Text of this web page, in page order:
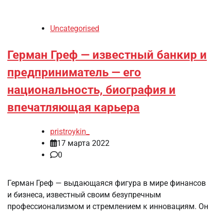
Uncategorised
Герман Греф — известный банкир и
предприниматель — его
национальность, биография и
впечатляющая карьера
pristroykin_
17 марта 2022
0
Герман Греф — выдающаяся фигура в мире финансов
и бизнеса, известный своим безупречным
профессионализмом и стремлением к инновациям. Он